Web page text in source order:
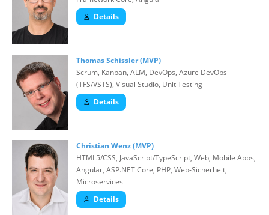
Details
Thomas Schissler (MVP)
Scrum, Kanban, ALM, DevOps, Azure DevOps
(TFS/VSTS), Visual Studio, Unit Testing
Details
Christian Wenz (MVP)
HTML5/CSS, JavaScript/TypeScript, Web, Mobile Apps,
Angular, ASP.NET Core, PHP, Web-Sicherheit,
Microservices
Details